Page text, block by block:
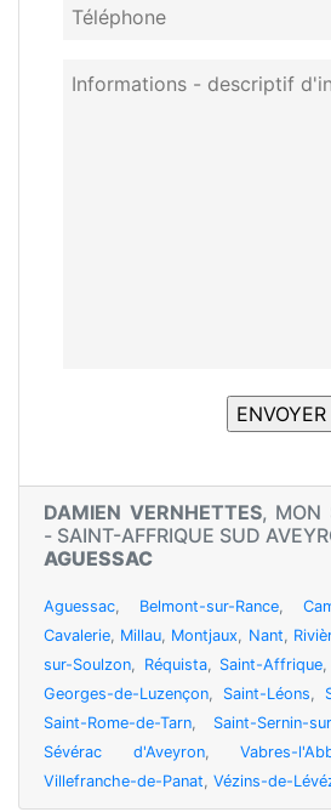
DAMIEN VERNHETTES, MON
- SAINT-AFFRIQUE SUD
AGUESSAC
Aguessac, Belmont-sur-Rance,
Cavalerie, Millau, Montjaux, Nant,
sur-Soulzon, Réquista, Saint-Affrique,
Georges-de-Luzençon, Saint-Léons,
Saint-Rome-de-Tarn, Saint-Sernin-
Sévérac d'Aveyron,Vabres-
Villefranche-de-Panat, Vézins-de-